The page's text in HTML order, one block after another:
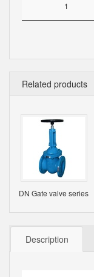
1
Related products
DN Gate valve series
Description